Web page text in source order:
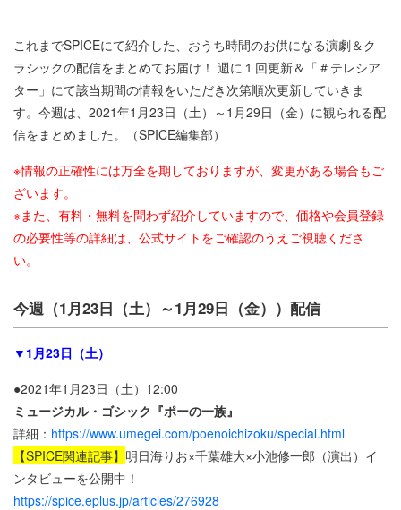
これまでSPICEにて紹介した、おうち時間のお供になる演劇＆ク
ラシックの配信をまとめてお届け！ 週に１回更新＆「＃テレシア
ター」にて該当期間の情報をいただき次第順次更新していきま
す。今週は、2021年1月23日（土）～1月29日（金）に観られる配
信をまとめました。（SPICE編集部）
※情報の正確性には万全を期しておりますが、変更がある場合もご
ざいます。
※また、有料・無料を問わず紹介していますので、価格や会員登録
の必要性等の詳細は、公式サイトをご確認のうえご視聴くださ
い。
今週（1月23日（土）～1月29日（金））配信
▼1月23日（土）
●2021年1月23日（土）12:00
ミュージカル・ゴシック『ポーの一族』
詳細： https://www.umegei.com/poenoichizoku/special.html
【SPICE関連記事】 明日海りお×千葉雄大×小池修一郎（演出）イ
ンタビューを公開中！
https://spice.eplus.jp/articles/276928